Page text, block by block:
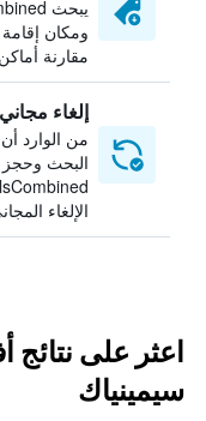
ومكان
مقارنة أماكن
إلغاء مجاني
من الوارد
البحث وحجز
الإلغاء
اعثر على
سيمينياك